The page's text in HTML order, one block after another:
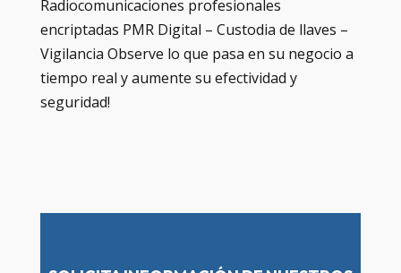
Radiocomunicaciones profesionales
encriptadas PMR Digital – Custodia de llaves –
Vigilancia Observe lo que pasa en su negocio a
tiempo real y aumente su efectividad y
seguridad!